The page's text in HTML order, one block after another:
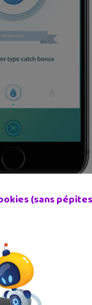
tu auras
bonus de
Dans ce cas, le
pas à
(sans